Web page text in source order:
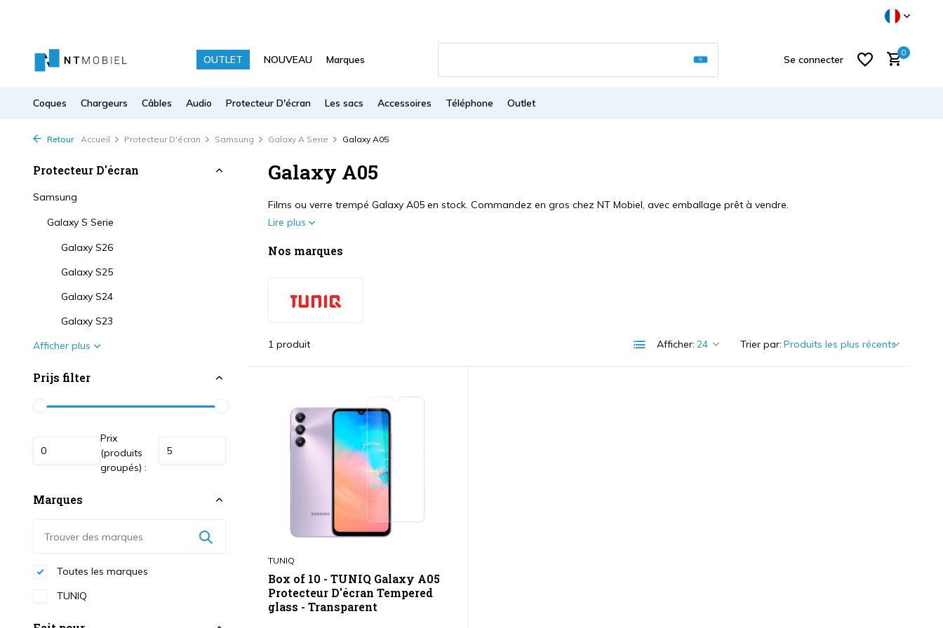
OUTLET NOUVEAU Marques
Utilisez les flèches haut et bas pour
Se connecter
0
Coques Chargeurs Câbles Audio Protecteur D'écran Les sacs Accessoires Téléphone Outlet
Retour Accueil Protecteur D'écran Samsung Galaxy A Serie Galaxy A05
Protecteur D'écran
Samsung
Galaxy S Serie
Galaxy S26
Galaxy S25
Galaxy S24
Galaxy S23
Afficher plus
Prijs filter
Prix
(produits
groupés) :
Marques
Toutes les marques
TUNIQ
Galaxy A05
Films ou verre trempé Galaxy A05 en stock. Commandez en gros chez NT Mobiel, avec emballage prêt à vendre.
Lire plus
Nos marques
1 produit Afficher: Trier par:
TUNIQ
Box of 10 - TUNIQ Galaxy A05
Protecteur D'écran Tempered
glass - Transparent